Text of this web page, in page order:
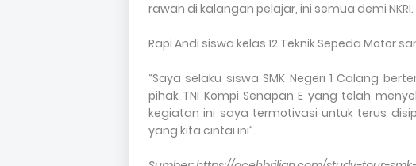
rawan di kalangan pelajar, ini semua demi NKRI.
Rapi Andi siswa kelas 12 Teknik Sepeda Motor
“Saya selaku siswa SMK Negeri 1 Calang
pihak TNI Kompi Senapan E yang telah
kegiatan ini saya termotivasi untuk terus
yang kita cintai ini”.